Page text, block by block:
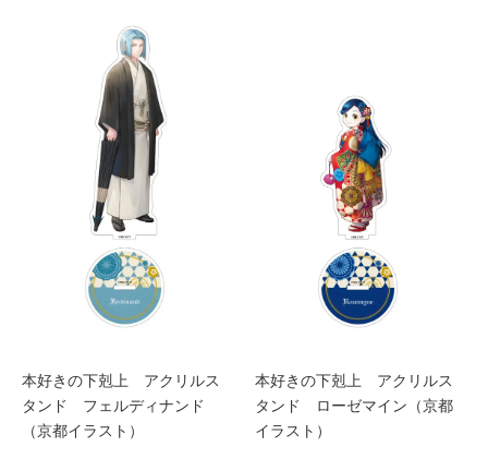
本好きの下剋上 アクリルス
タンド フェルディナンド
（京都イラスト）
本好きの下剋上 アクリルス
タンド ローゼマイン（京都
イラスト）